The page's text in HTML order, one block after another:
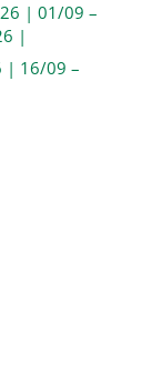
| 01/09 –
|
| 16/09 –